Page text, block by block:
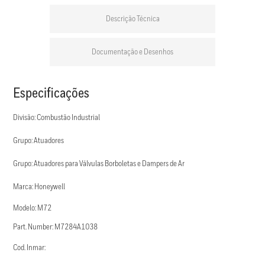
Descrição Técnica
Documentação e Desenhos
Especificações
Divisão: Combustão Industrial
Grupo: Atuadores
Grupo: Atuadores para Válvulas Borboletas e Dampers de Ar
Marca: Honeywell
Modelo: M72
Part. Number: M7284A1038
Cod. Inmar: